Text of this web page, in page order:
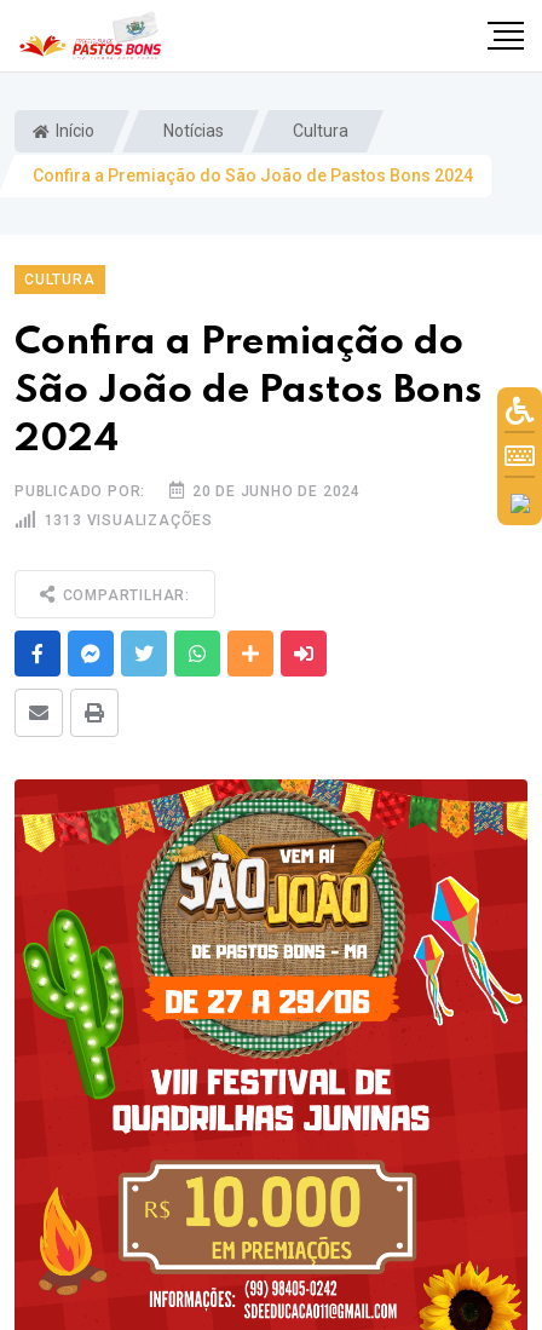
Início Notícias Cultura
Confira a Premiação do São João de Pastos Bons 2024
CULTURA
Confira a Premiação do
São João de Pastos Bons
2024
PUBLICADO POR:
20 DE JUNHO DE 2024
1313 VISUALIZAÇÕES
COMPARTILHAR:
FacebookMessenger
Twitter WhatsappOutras Mídias
E-mail